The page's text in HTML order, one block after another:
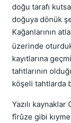
doğu tarafı
doğuya dönük
Kağanlarının
üzerinde
kayıtlarına
tahtlarının
köşeli tahtlarda
Yazılı
fîrûze gibi